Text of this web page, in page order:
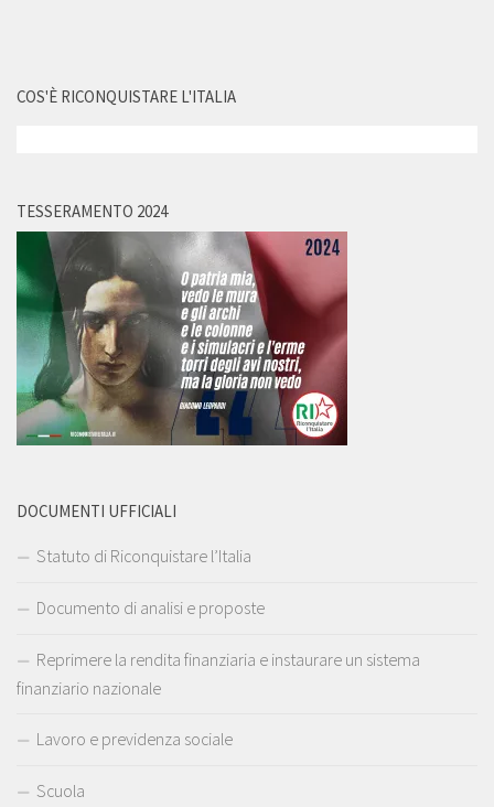
COS'È RICONQUISTARE L'ITALIA
TESSERAMENTO 2024
DOCUMENTI UFFICIALI
Statuto di Riconquistare l’Italia
Documento di analisi e proposte
Reprimere la rendita finanziaria e instaurare un sistema
finanziario nazionale
Lavoro e previdenza sociale
Scuola